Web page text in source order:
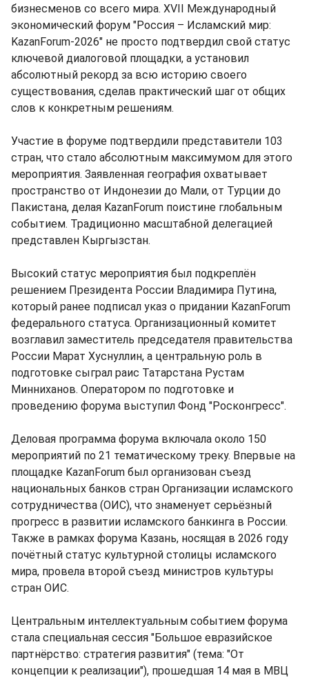
бизнесменов со всего мира. XVII Международный
экономический форум "Россия – Исламский мир:
KazanForum-2026" не просто подтвердил свой статус
ключевой диалоговой площадки, а установил
абсолютный рекорд за всю историю своего
существования, сделав практический шаг от общих
слов к конкретным решениям.
Участие в форуме подтвердили представители 103
стран, что стало абсолютным максимумом для этого
мероприятия. Заявленная география охватывает
пространство от Индонезии до Мали, от Турции до
Пакистана, делая KazanForum поистине глобальным
событием. Традиционно масштабной делегацией
представлен Кыргызстан.
Высокий статус мероприятия был подкреплён
решением Президента России Владимира Путина,
который ранее подписал указ о придании KazanForum
федерального статуса. Организационный комитет
возглавил заместитель председателя правительства
России Марат Хуснуллин, а центральную роль в
подготовке сыграл раис Татарстана Рустам
Минниханов. Оператором по подготовке и
проведению форума выступил Фонд "Росконгресс".
Деловая программа форума включала около 150
мероприятий по 21 тематическому треку. Впервые на
площадке KazanForum был организован съезд
национальных банков стран Организации исламского
сотрудничества (ОИС), что знаменует серьёзный
прогресс в развитии исламского банкинга в России.
Также в рамках форума Казань, носящая в 2026 году
почётный статус культурной столицы исламского
мира, провела второй съезд министров культуры
стран ОИС.
Центральным интеллектуальным событием форума
стала специальная сессия "Большое евразийское
партнёрство: стратегия развития" (тема: "От
концепции к реализации"), прошедшая 14 мая в МВЦ